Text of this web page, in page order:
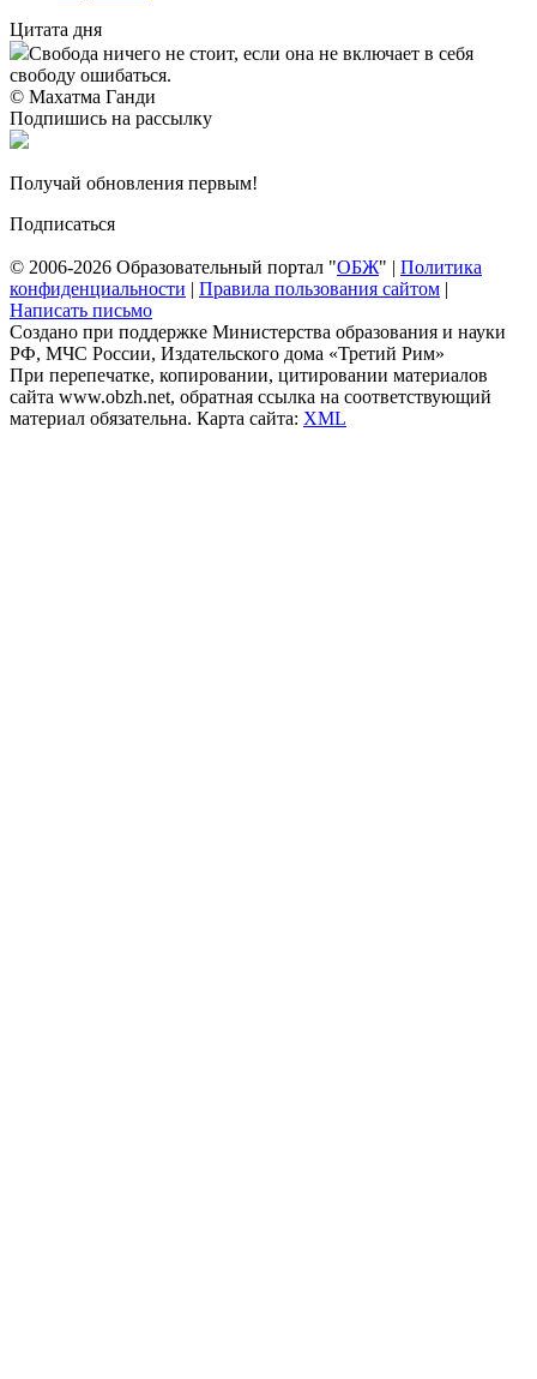
Цитата дня
Свобода ничего не стоит, если она не включает в себя
свободу ошибаться.
© Махатма Ганди
Подпишись на рассылку
Получай обновления первым!
Подписаться
© 2006-2026 Образовательный портал "ОБЖ" | Политика
конфиденциальности | Правила пользования сайтом |
Написать письмо
Создано при поддержке Министерства образования и науки
РФ, МЧС России, Издательского дома «Третий Рим»
При перепечатке, копировании, цитировании материалов
сайта www.obzh.net, обратная ссылка на соответствующий
материал обязательна. Карта сайта: XML